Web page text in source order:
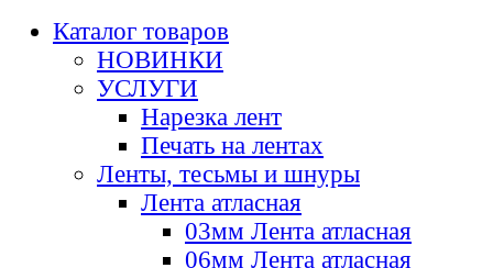
Каталог товаров
НОВИНКИ
УСЛУГИ
Нарезка лент
Печать на лентах
Ленты, тесьмы и шнуры
Лента атласная
03мм Лента атласная
06мм Лента атласная